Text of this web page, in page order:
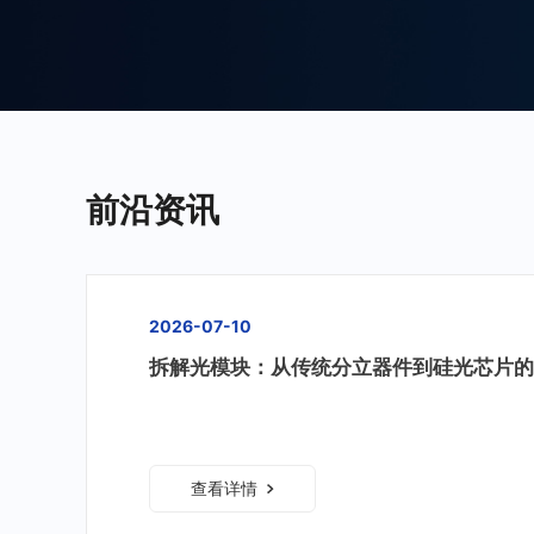
前沿资讯
2026-07-10
拆解光模块：从传统分立器件到硅光芯片
查看详情